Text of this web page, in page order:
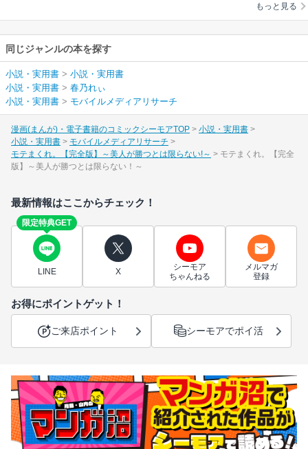
もっと見る
同じジャンルの本を探す
小説・実用書 > 小説・実用書
小説・実用書 > 春乃れぃ
小説・実用書 > モバイルメディアリサーチ
漫画(まんが)・電子書籍のコミックシーモアTOP
小説・実用書
小説・実用書
モバイルメディアリサーチ
モテまくれ。【完全版】～美人が勝つとは限らない!～
モテまくれ。【完全
版】～美人が勝つとは限らない！～
最新情報はここからチェック！
限定特典GET
LINE X
シーモア
ちゃんねる
メルマガ
登録
お得にポイントゲット！
ご来店ポイント シーモアでポイ活